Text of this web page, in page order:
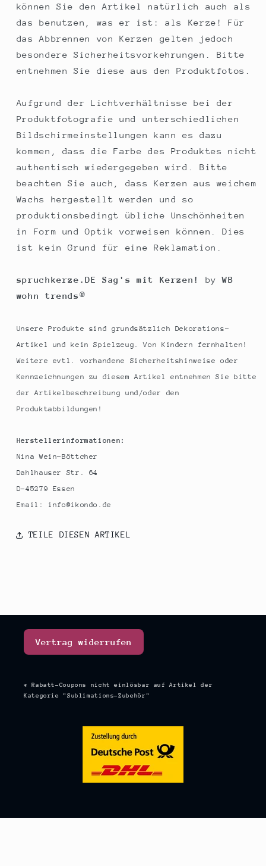
können Sie den Artikel natürlich auch als
das benutzen, was er ist: als Kerze! Für
das Abbrennen von Kerzen gelten jedoch
besondere Sicherheitsvorkehrungen. Bitte
entnehmen Sie diese aus den Produktfotos.
Aufgrund der Lichtverhältnisse bei der
Produktfotografie und unterschiedlichen
Bildschirmeinstellungen kann es dazu
kommen, dass die Farbe des Produktes nicht
authentisch wiedergegeben wird. Bitte
beachten Sie auch, dass Kerzen aus weichem
Wachs hergestellt werden und so
produktionsbedingt übliche Unschönheiten
in Form und Optik vorweisen können. Dies
ist kein Grund für eine Reklamation.
spruchkerze.DE Sag's mit Kerzen! byWB
wohn trends®
Unsere Produkte sind grundsätzlich Dekorations-
Artikel und kein Spielzeug. Von Kindern fernhalten!
Weitere evtl. vorhandene Sicherheitshinweise oder
Kennzeichnungen zu diesem Artikel entnehmen Sie bitte
der Artikelbeschreibung und/oder den
Produktabbildungen!
Herstellerinformationen:
Nina Wein-Böttcher
Dahlhauser Str. 64
D-45279 Essen
Email: info@ikondo.de
TEILE DIESEN ARTIKEL
Vertrag widerrufen
* Rabatt-Coupons nicht einlösbar auf Artikel der
Kategorie "Sublimations-Zubehör"